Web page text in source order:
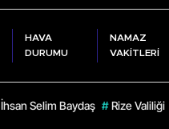
HAVA
DURUMU
NAMAZ
VAKİTLERİ
İhsan Selim Baydaş # Rize Valiliği